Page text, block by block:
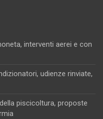
interventi aerei e con
udienze rinviate,
piscicoltura, proposte